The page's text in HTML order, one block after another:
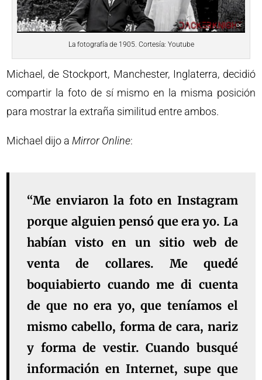
La fotografía de 1905. Cortesía: Youtube
Michael, de Stockport, Manchester, Inglaterra, decidió
compartir la foto de sí mismo en la misma posición
para mostrar la extraña similitud entre ambos.
Michael dijo aMirror Online:
“Me enviaron la foto en Instagram
porque alguien pensó que era yo. La
habían visto en un sitio web de
venta de collares. Me quedé
boquiabierto cuando me di cuenta
de que no era yo, que teníamos el
mismo cabello, forma de cara, nariz
y forma de vestir. Cuando busqué
información en Internet, supe que